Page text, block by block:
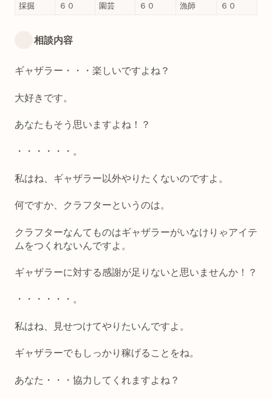
採掘 ６０ 園芸 ６０ 漁師 ６０
相談内容
ギャザラー・・・楽しいですよね？
大好きです。
あなたもそう思いますよね！？
・・・・・・。
私はね、ギャザラー以外やりたくないのですよ。
何ですか、クラフターというのは。
クラフターなんてものはギャザラーがいなけりゃアイテ
ムをつくれないんですよ。
ギャザラーに対する感謝が足りないと思いませんか！？
・・・・・・。
私はね、見せつけてやりたいんですよ。
ギャザラーでもしっかり稼げることをね。
あなた・・・協力してくれますよね？